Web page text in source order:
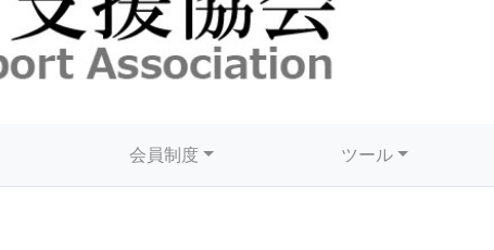
会員制度 ツール